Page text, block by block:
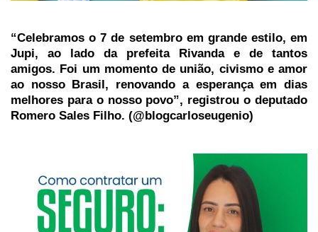
“Celebramos o 7 de setembro em grande estilo, em
Jupi, ao lado da prefeita Rivanda e de tantos
amigos. Foi um momento de união, civismo e amor
ao nosso Brasil, renovando a esperança em dias
melhores para o nosso povo”, registrou o deputado
Romero Sales Filho. (@blogcarloseugenio)